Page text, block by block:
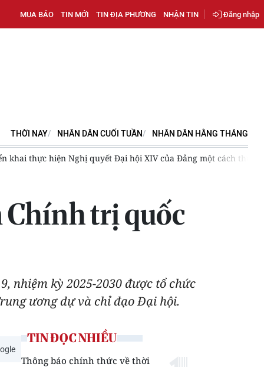
MUA BÁO TIN MỚI TIN ĐỊA PHƯƠNG NHẬN TIN Đăng nhập
THỜI NAY NHÂN DÂN CUỐI TUẦN NHÂN DÂN HẰNG THÁNG
thực hiện Nghị quyết Đại hội XIV của Đảng một cách thực chất,
Chính trị quốc
nhiệm kỳ 2025-2030 được tổ chức
ương dự và chỉ đạo Đại hội.
TIN ĐỌC NHIỀU
Thông báo chính thức về thời